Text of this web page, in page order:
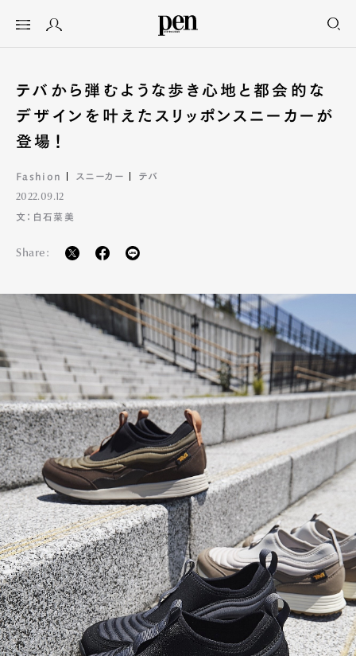
テバから弾むような歩き心地と都会的な
デザインを叶えたスリッポンスニーカーが
登場！
Fashion スニーカー テバ
2022.09.12
文：白石菜美
Share: